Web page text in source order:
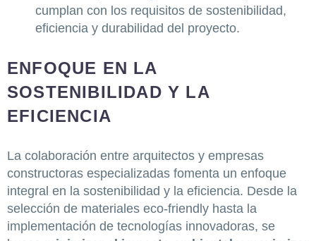
cumplan con los requisitos de sostenibilidad,
eficiencia y durabilidad del proyecto.
ENFOQUE EN LA
SOSTENIBILIDAD Y LA
EFICIENCIA
La colaboración entre arquitectos y empresas
constructoras especializadas fomenta un enfoque
integral en la sostenibilidad y la eficiencia. Desde la
selección de materiales eco-friendly hasta la
implementación de tecnologías innovadoras, se